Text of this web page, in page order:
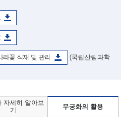
라꽃 식재 및 관리
(국립산림과학
자세히 알아보
기
무궁화의 활용